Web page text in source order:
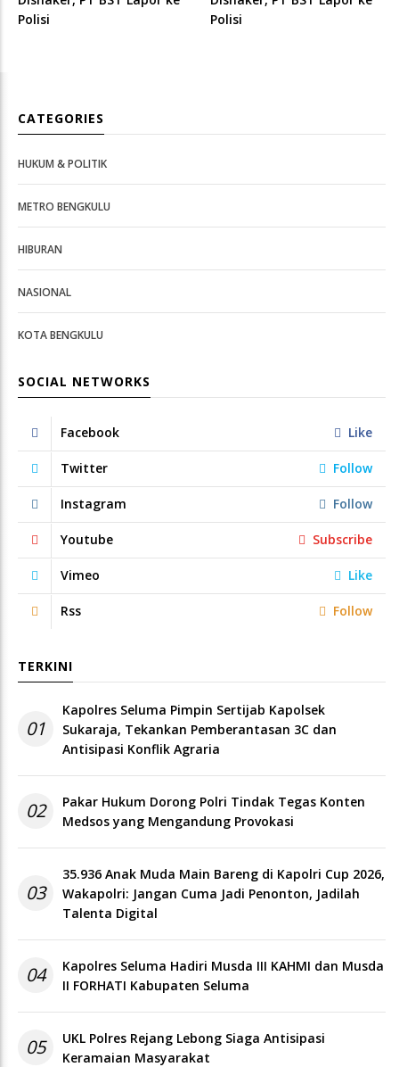
Polisi
Polisi
CATEGORIES
HUKUM & POLITIK
METRO BENGKULU
HIBURAN
NASIONAL
KOTA BENGKULU
SOCIAL NETWORKS
Facebook Like
Twitter Follow
Instagram Follow
Youtube Subscribe
Vimeo Like
Rss Follow
TERKINI
01
Kapolres Seluma Pimpin Sertijab Kapolsek
Sukaraja, Tekankan Pemberantasan 3C dan
Antisipasi Konflik Agraria
02
Pakar Hukum Dorong Polri Tindak Tegas Konten
Medsos yang Mengandung Provokasi
03
35.936 Anak Muda Main Bareng di Kapolri Cup 2026,
Wakapolri: Jangan Cuma Jadi Penonton, Jadilah
Talenta Digital
04
Kapolres Seluma Hadiri Musda III KAHMI dan Musda
II FORHATI Kabupaten Seluma
05
UKL Polres Rejang Lebong Siaga Antisipasi
Keramaian Masyarakat